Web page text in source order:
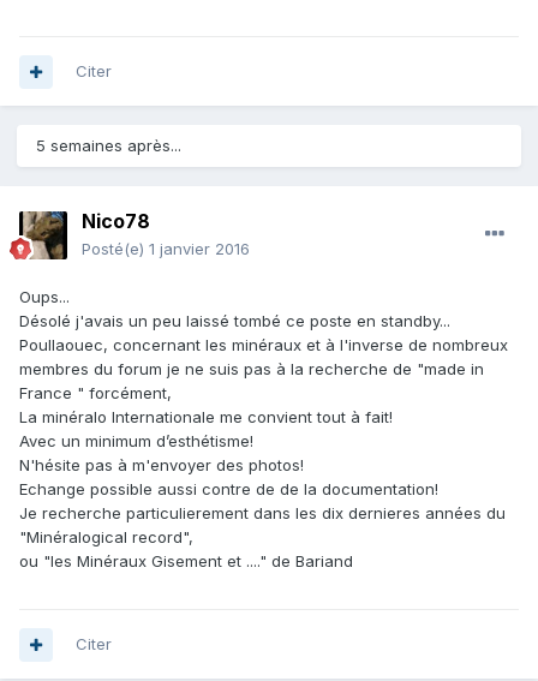
Citer
5 semaines après...
Nico78
Posté(e) 1 janvier 2016
Oups...
Désolé j'avais un peu laissé tombé ce poste en standby...
Poullaouec, concernant les minéraux et à l'inverse de nombreux
membres du forum je ne suis pas à la recherche de "made in
France " forcément,
La minéralo Internationale me convient tout à fait!
Avec un minimum d’esthétisme!
N'hésite pas à m'envoyer des photos!
Echange possible aussi contre de de la documentation!
Je recherche particulierement dans les dix dernieres années du
"Minéralogical record",
ou "les Minéraux Gisement et ...." de Bariand
Citer